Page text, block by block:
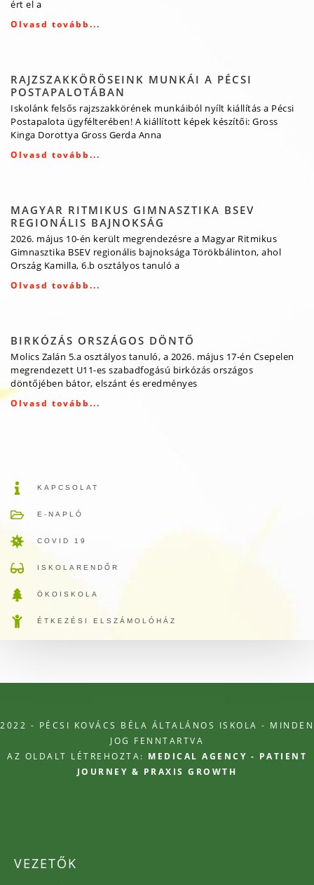
ért el a
Olvasd tovább...
RAJZSZAKKÖRÖSEINK MUNKÁI A PÉCSI
POSTAPALOTÁBAN
Iskolánk felsős rajzszakkörének munkáiból nyílt kiállítás a Pécsi
Postapalota ügyfélterében! A kiállított képek készítői: Gross
Kinga Dorottya Gross Gerda Anna
Olvasd tovább...
MAGYAR RITMIKUS GIMNASZTIKA BSEV
REGIONÁLIS BAJNOKSÁG
2026. május 10-én került megrendezésre a Magyar Ritmikus
Gimnasztika BSEV regionális bajnoksága Törökbálinton, ahol
Ország Kamilla, 6.b osztályos tanuló a
Olvasd tovább...
BIRKÓZÁS ORSZÁGOS DÖNTŐ
Molics Zalán 5.a osztályos tanuló, a 2026. május 17-én Csepelen
megrendezett U11-es szabadfogású birkózás országos
döntőjében bátor, elszánt és eredményes
Olvasd tovább...
KAPCSOLAT
E-NAPLÓ
COVID 19
ISKOLARENDŐR
ÖKOISKOLA
ÉTKEZÉSI ELSZÁMOLÓHÁZ
2022 - PÉCSI KOVÁCS BÉLA ÁLTALÁNOS ISKOLA - MINDEN
JOG FENNTARTVA
AZ OLDALT LÉTREHOZTA: MEDICAL AGENCY - PATIENT
JOURNEY & PRAXIS GROWTH
VEZETŐK